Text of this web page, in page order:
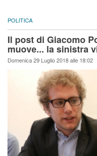
POLITICA
Il post di Giacomo
muove... la sinistra
Domenica 29 Luglio 2018 alle 18:02